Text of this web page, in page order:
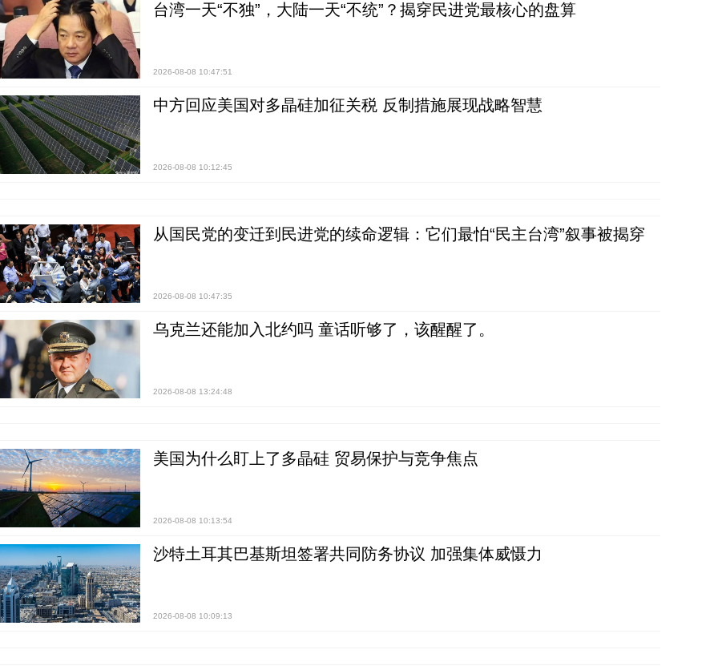
台湾一天“不独”，大陆一天“不统”？揭穿民进党最核心的盘算
2026-08-08 10:47:51
中方回应美国对多晶硅加征关税 反制措施展现战略智慧
2026-08-08 10:12:45
从国民党的变迁到民进党的续命逻辑：它们最怕“民主台湾”叙事被揭穿
2026-08-08 10:47:35
乌克兰还能加入北约吗 童话听够了，该醒醒了。
2026-08-08 13:24:48
美国为什么盯上了多晶硅 贸易保护与竞争焦点
2026-08-08 10:13:54
沙特土耳其巴基斯坦签署共同防务协议 加强集体威慑力
2026-08-08 10:09:13